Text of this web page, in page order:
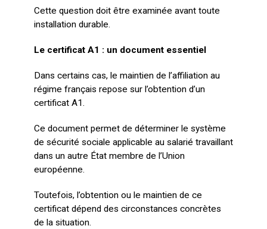
Cette question doit être examinée avant toute
installation durable.
Le certificat A1 : un document essentiel
Dans certains cas, le maintien de l’affiliation au
régime français repose sur l’obtention d’un
certificat A1.
Ce document permet de déterminer le système
de sécurité sociale applicable au salarié travaillant
dans un autre État membre de l’Union
européenne.
Toutefois, l’obtention ou le maintien de ce
certificat dépend des circonstances concrètes
de la situation.